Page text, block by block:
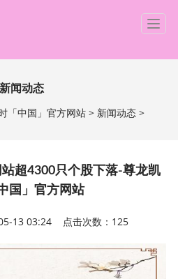
T
g
i
g
n
新闻动态
「中国」官方网站> 新闻动态>
超4300只个股下落-尊龙凯
国」官方网站
13 03:24 点击次数：125